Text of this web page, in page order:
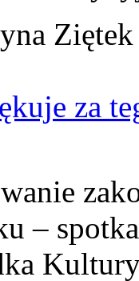
za
–